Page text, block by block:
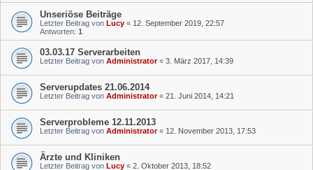
Unseriöse Beiträge
Letzter Beitrag von Lucy « 12. September 2019, 22:57
Antworten: 1
03.03.17 Serverarbeiten
Letzter Beitrag von Administrator« 3. März 2017, 14:39
Serverupdates 21.06.2014
Letzter Beitrag von Administrator« 21. Juni 2014, 14:21
Serverprobleme 12.11.2013
Letzter Beitrag von Administrator« 12. November 2013, 17:53
Ärzte und Kliniken
Letzter Beitrag von Lucy « 2. Oktober 2013, 18:52